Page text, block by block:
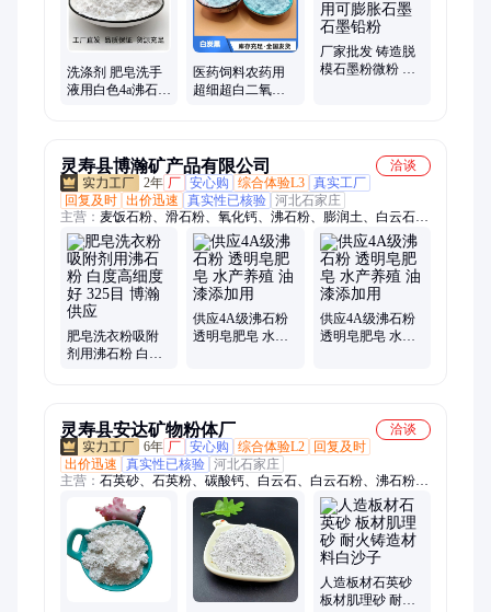
壳粉
洗涤剂 肥皂洗手
液用白色4a沸石粉
医药饲料农药用
超细超白二氧化
厂家批发 铸造脱
模石墨粉微粉 耐
灵寿县博瀚矿产品有限公司
洽谈
2年 厂 安心购 综合体验L3 真实工厂
回复及时 出价迅速 真实性已核验 河北石家庄
主营： 麦饭石粉、滑石粉、氧化钙、沸石粉、膨润土、白云石
粉、橡胶粉、石英粉、硅微粉、碳酸钙、石墨、硅藻土、抗菌
粉、氢氧化钙、消石灰、陶土、活性白土、金刚砂、木粉、磁
粉、海泡石粉、二氧化硅、高岭土、负离子粉
肥皂洗衣粉吸附
剂用沸石粉 白度
供应4A级沸石粉
透明皂肥皂 水产
供应4A级沸石粉
透明皂肥皂 水产
灵寿县安达矿物粉体厂
洽谈
6年 厂 安心购 综合体验L2
回复及时
出价迅速
真实性已核验 河北石家庄
主营： 石英砂、石英粉、碳酸钙、白云石、白云石粉、沸石粉、
重钙粉、轻钙粉、白沙、白石子、高岭土、煅烧高岭土、膨润
土、氢氧化钙、染色石子、染色彩砂、麦饭石粉、凹凸棒土粉、
蛭石粉、滑石粉、氧化钙、珍珠岩、硅藻土、白陶土、火山石、
金刚砂、铁钢砂、鹅卵石、重晶石粉、长石、铝矾土
人造板材石英砂
板材肌理砂 耐火